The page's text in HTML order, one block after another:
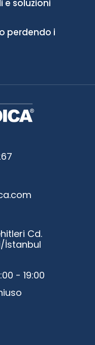
e soluzioni
perdendo i
Cd.
İstanbul
- 19:00